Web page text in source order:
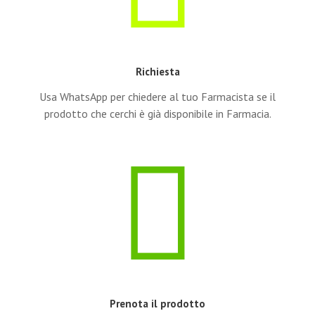
Richiesta
Usa WhatsApp per chiedere al tuo Farmacista se il
prodotto che cerchi è già disponibile in Farmacia.
Prenota il prodotto